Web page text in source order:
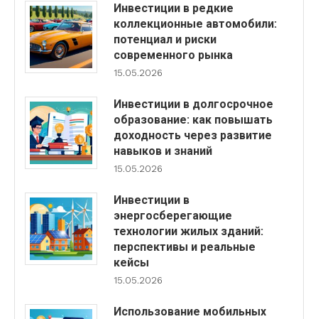
Инвестиции в редкие
коллекционные автомобили:
потенциал и риски
современного рынка
15.05.2026
Инвестиции в долгосрочное
образование: как повышать
доходность через развитие
навыков и знаний
15.05.2026
Инвестиции в
энергосберегающие
технологии жилых зданий:
перспективы и реальные
кейсы
15.05.2026
Использование мобильных